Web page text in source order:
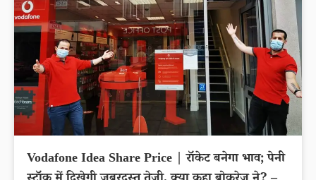
Vodafone Idea Share Price | रॉकेट बनेगा भाव; पेनी